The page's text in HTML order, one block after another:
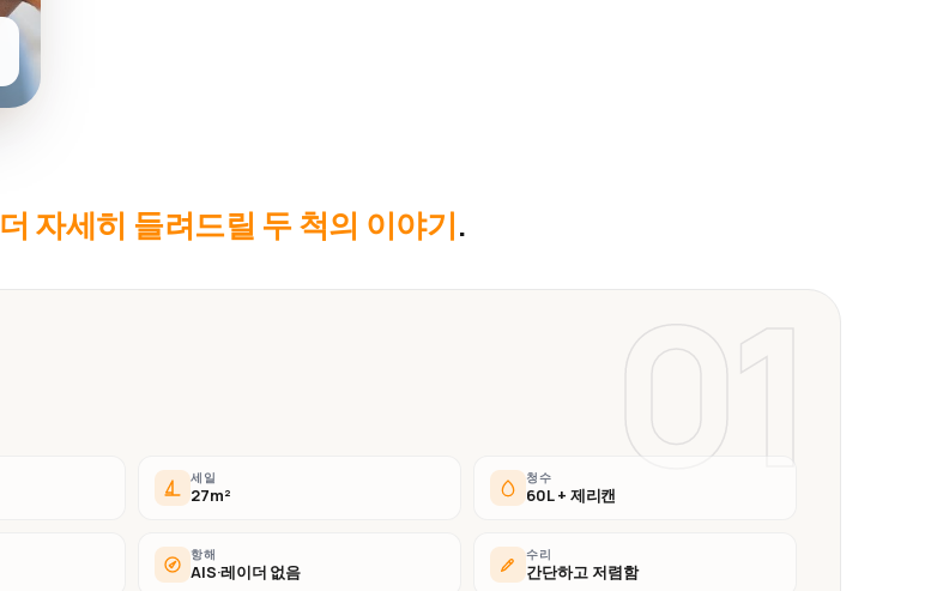
더 자세히 들려드릴 두 척의 이야기.
01
세일
27m²
청수
60L + 제리캔
항해
AIS·레이더 없음
수리
간단하고 저렴함